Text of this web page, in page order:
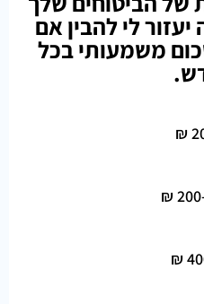
לי להבין אם
משמעותי בכל